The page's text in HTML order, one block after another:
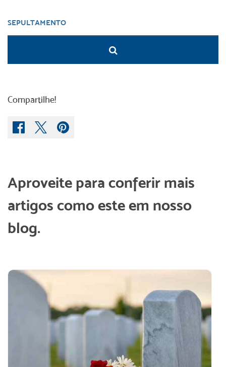
Compartilhe!
Aproveite para conferir mais
artigos como este em nosso
blog.